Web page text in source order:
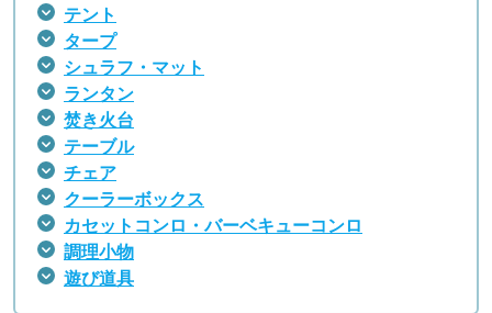
テント
タープ
シュラフ・マット
ランタン
焚き火台
テーブル
チェア
クーラーボックス
カセットコンロ・バーベキューコンロ
調理小物
遊び道具